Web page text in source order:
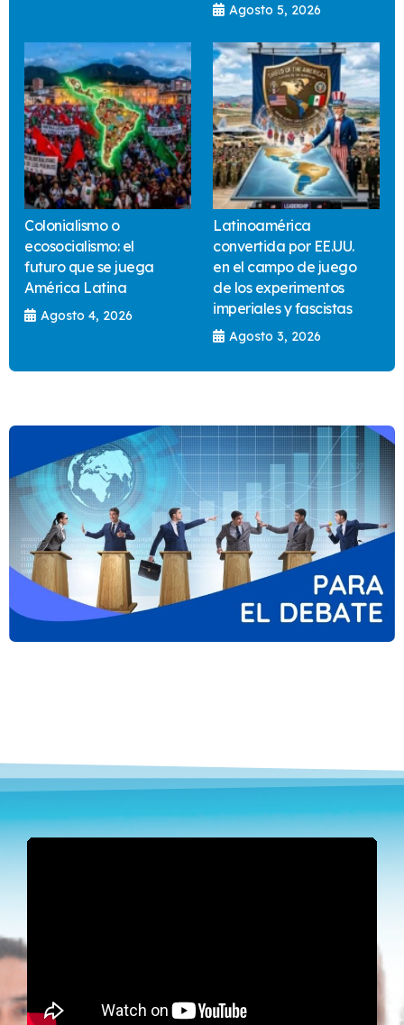
Agosto 5, 2026
Colonialismo o
ecosocialismo: el
futuro que se juega
América Latina
Agosto 4, 2026
Latinoamérica
convertida por EE.UU.
en el campo de juego
de los experimentos
imperiales y fascistas
Agosto 3, 2026